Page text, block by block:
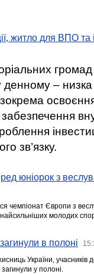
житло для ВПО
громад
денному –
освоєння
забезпечення
зв’язку.
юніорок з
чемпіонат Європи з
молодих
в полоні
України,
загинули у полоні.